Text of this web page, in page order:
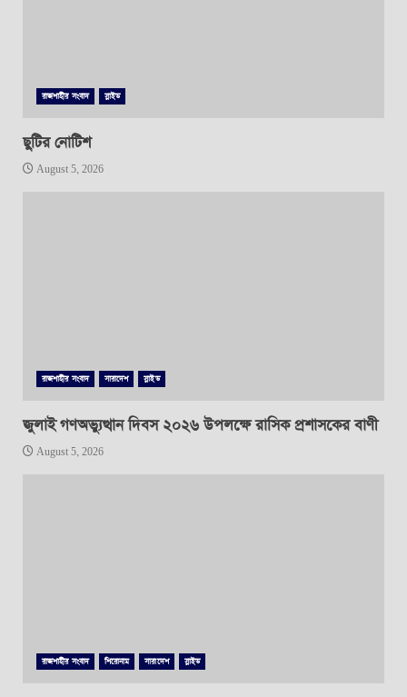
রাজশাহীর সংবাদ স্লাইড
ছুটির নোটিশ
August 5, 2026
রাজশাহীর সংবাদ সারাদেশ স্লাইড
জুলাই গণঅভ্যুত্থান দিবস ২০২৬ উপলক্ষে রাসিক প্রশাসকের বাণী
August 5, 2026
রাজশাহীর সংবাদ শিরোনাম সারাদেশ স্লাইড